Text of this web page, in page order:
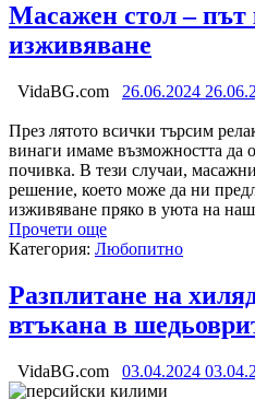
Масажен стол – път
изживяване
VidaBG.com 26.06.2024
През лятото всички търсим
винаги имаме възможността да
почивка. В тези случаи,
решение, което може да ни
изживяване пряко в уюта на
Прочети още
Категория: Любопитно
Разплитане на
втъкана в
VidaBG.com 03.04.2024